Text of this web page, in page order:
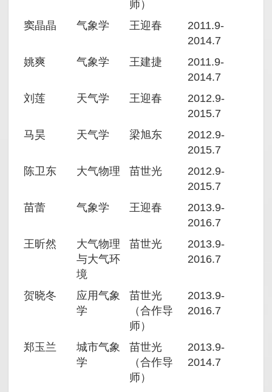
师）
窦晶晶
气象学 王迎春
2011.9-
2014.7
姚爽
气象学 王建捷
2011.9-
2014.7
刘莲
天气学 王迎春
2012.9-
2015.7
马昊
天气学 梁旭东
2012.9-
2015.7
陈卫东
大气物理 苗世光
2012.9-
2015.7
苗蕾
气象学 王迎春
2013.9-
2016.7
王昕然
大气物理
与大气环
境
苗世光
2013.9-
2016.7
贺晓冬
应用气象
学
苗世光
（合作导
师）
2013.9-
2016.7
郑玉兰
城市气象
学
苗世光
（合作导
师）
2013.9-
2014.7